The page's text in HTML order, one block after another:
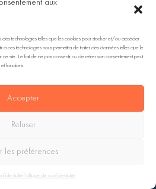
aux
des technologies telles que les cookies pour stocker et/ou accéder
à ces technologies nous permettra de traiter des données telles que le
site. Le fait de ne pas consentir ou de retirer son consentement peut
fonctions.
Accepter
Refuser
les préférences
Politique de confidentialité
POLITIQUE DE CONFIDENTIALITÉ